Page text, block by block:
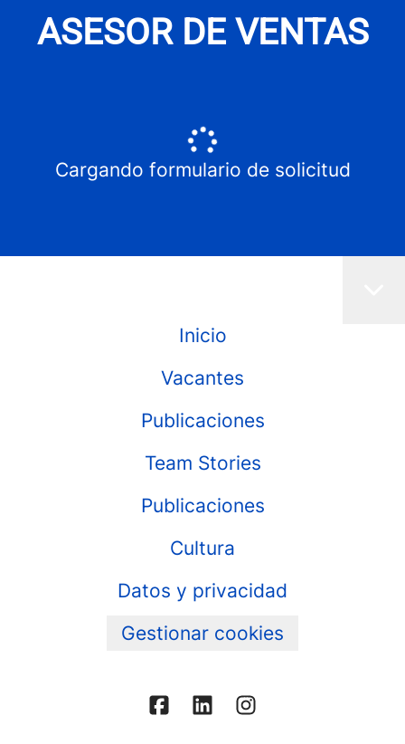
ASESOR DE VENTAS
Cargando formulario de solicitud
Inicio
Vacantes
Publicaciones
Team Stories
Publicaciones
Cultura
Datos y privacidad
Gestionar cookies